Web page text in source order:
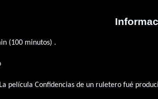
(100 minutos) .
La película Confidencias de un ruletero fué